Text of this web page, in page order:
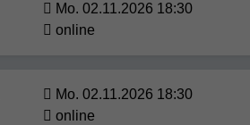
Mo. 02.11.2026 18:30
online
Mo. 02.11.2026 18:30
online